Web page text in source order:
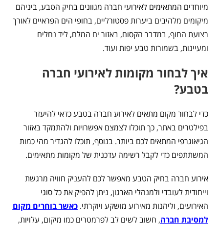
מיוחדים המתאימים לאירועי חברה מגוונים בחיק הטבע, ביניהם
מיקומים מלהיבים ביערות פסטורליים, בחופי הים הפראיים לאורך
רצועת החוף, במדבר הקסום, באזור ים המלח, ליד נחלים
ומעיינות, בשמורות טבע יפות ועוד.
איך לבחור מקומות לאירועי חברה
בטבע?
כדי לבחור מקום מתאים לאירוע חברה בטבע כדאי להיעזר
בפילטרים באתר, כך תוכלו לצמצם אפשרויות ולהתמקד באזור
הגיאוגרפי המתאים לכם ביותר. בנוסף, תוכלו להגדיר מהי כמות
המשתתפים כדי לקבל רשימה עדכנית של מקומות מתאימים.
אירוע חברה בחיק הטבע מאפשר לכם להעניק חוויה מרגשת
וייחודית לעובדי ולמנהלי הארגון, ניתן להפיק את כל סוגי
האירועים, וליהנות מאירוע מושקע ויוקרתי.כאשר בוחרים מקום
למסיבת חברה, חשוב לשים לב לפרמטרים כמו מיקום, עלויות,